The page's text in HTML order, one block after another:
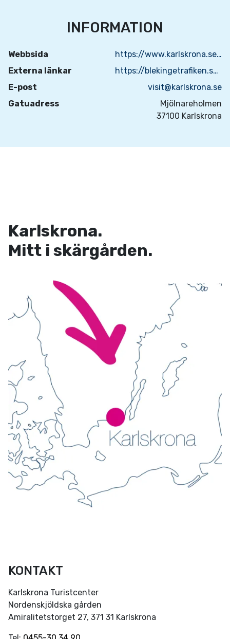
INFORMATION
Webbsida
https://www.karlskrona.se/varldsarvet-orlogsstaden-karlskrona/karta/karta-over-varldsarvet/mjolnareholmen/
Externa länkar
https://blekingetrafiken.se/reseinformation/skargardstrafik/
E-post
visit@karlskrona.se
Gatuadress
Mjölnareholmen
37100 Karlskrona
Karlskrona.
Mitt i skärgården.
KONTAKT
Karlskrona Turistcenter
Nordenskjöldska gården
Amiralitetstorget 27, 371 31 Karlskrona